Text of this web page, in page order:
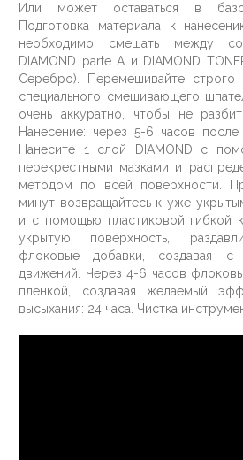
Или может оставаться в
Подготовка материала к
необходимо смешать между
DIAMOND parte A и DIAMOND
Серебро). Перемешивайте
специального смешивающего
очень аккуратно, чтобы не
Нанесение: через 5-6 часов после
Нанесите 1 слой DIAMOND c
перекрестными мазками и
методом по всей поверхности.
минут возвращайтесь к уже
и с помощью пластиковой гибкой
укрытую поверхность,
флоковые добавки, создавая с
движений. Через 4-6 часов
пленкой, создавая желаемый
высыхания: 24 часа. Чистка